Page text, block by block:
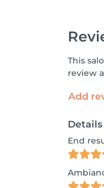
This
review
Add
Details
End